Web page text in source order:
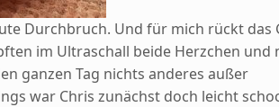
Durchbruch. Und für mich rückt das
im Ultraschall beide Herzchen und
ganzen Tag nichts anderes außer
war Chris zunächst doch leicht